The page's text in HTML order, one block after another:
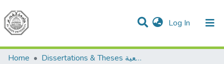
Log In (current)
Communities & Collections
All of DSpace
Home
Dissertations & Theses الرسائل الجامعية